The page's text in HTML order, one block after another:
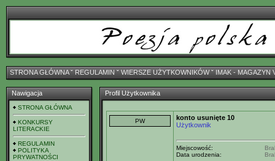
STRONA GŁÓWNAˇ REGULAMIN ˇ WIERSZE UŻYTKOWNIKÓWˇ IMAK - MAGAZYN
Nawigacja
STRONA GŁÓWNA
KONKURSY
LITERACKIE
REGULAMIN
POLITYKA
PRYWATNOŚCI
Profil Użytkownika
konto usunięte 10
Użytkownik
Miejscowość:
Data urodzenia: